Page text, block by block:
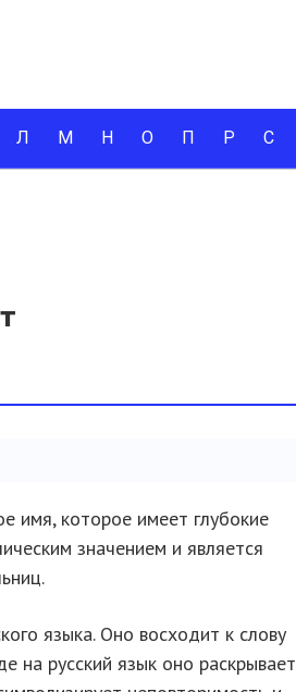
Л М Н О П Р С
имя, которое имеет глубокие
значением и является
языка. Оно восходит к слову
на русский язык оно раскрывает